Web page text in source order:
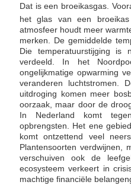
Dat is een broeikasgas.
het glas van een
atmosfeer houdt meer
merken. De gemiddelde
Die temperatuurstijging is
verdeeld. In het
ongelijkmatige opwarming
veranderen luchtstromen.
uitdroging komen meer
oorzaak, maar door de
In Nederland komt
opbrengsten. Het ene
komt ontzettend veel
Plantensoorten verdwijnen,
verschuiven ook de
ecosysteem verkeert in
machtige financiële